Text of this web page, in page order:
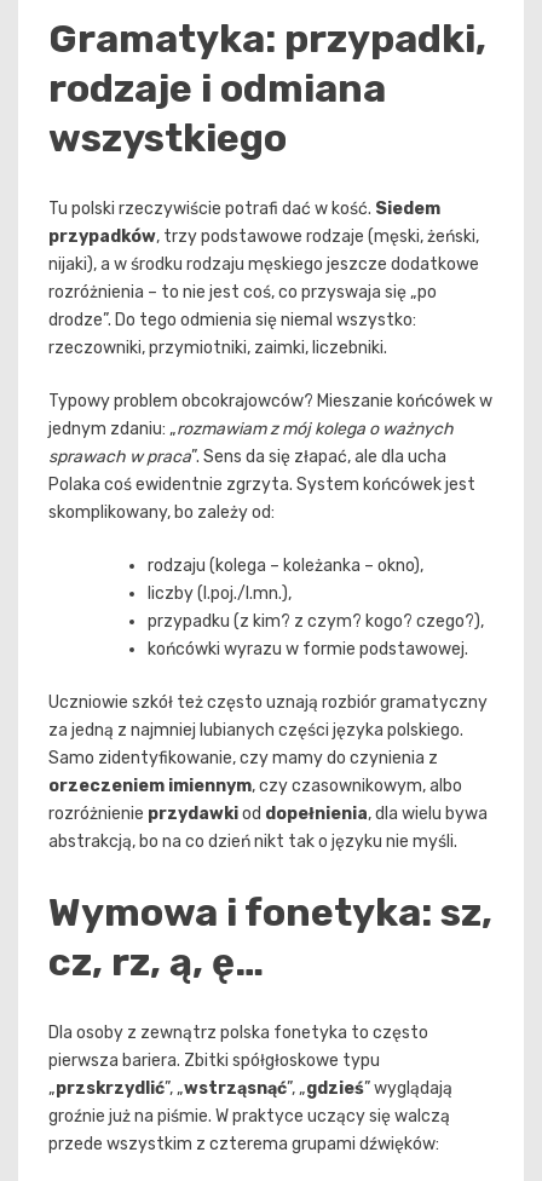
Gramatyka: przypadki,
rodzaje i odmiana
wszystkiego
Tu polski rzeczywiście potrafi dać w kość. Siedem
przypadków, trzy podstawowe rodzaje (męski, żeński,
nijaki), a w środku rodzaju męskiego jeszcze dodatkowe
rozróżnienia – to nie jest coś, co przyswaja się „po
drodze”. Do tego odmienia się niemal wszystko:
rzeczowniki, przymiotniki, zaimki, liczebniki.
Typowy problem obcokrajowców? Mieszanie końcówek w
jednym zdaniu: „rozmawiam z mój kolega o ważnych
sprawach w praca”. Sens da się złapać, ale dla ucha
Polaka coś ewidentnie zgrzyta. System końcówek jest
skomplikowany, bo zależy od:
rodzaju (kolega – koleżanka – okno),
liczby (l.poj./l.mn.),
przypadku (z kim? z czym? kogo? czego?),
końcówki wyrazu w formie podstawowej.
Uczniowie szkół też często uznają rozbiór gramatyczny
za jedną z najmniej lubianych części języka polskiego.
Samo zidentyfikowanie, czy mamy do czynienia z
orzeczeniem imiennym, czy czasownikowym, albo
rozróżnienie przydawkiod dopełnienia, dla wielu bywa
abstrakcją, bo na co dzień nikt tak o języku nie myśli.
Wymowa i fonetyka: sz,
cz, rz, ą, ę…
Dla osoby z zewnątrz polska fonetyka to często
pierwsza bariera. Zbitki spółgłoskowe typu
„przskrzydlić”, „wstrząsnąć”, „gdzieś” wyglądają
groźnie już na piśmie. W praktyce uczący się walczą
przede wszystkim z czterema grupami dźwięków: